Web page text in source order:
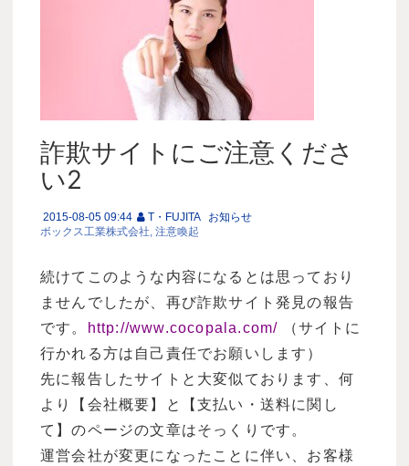
お問い合わせ
詐欺サイトにご注意くださ
い2
2015-08-05 09:44 T・FUJITA
お知らせ
ボックス工業株式会社 注意喚起
続けてこのような内容になるとは思っており
ませんでしたが、再び詐欺サイト発見の報告
です。
http://www.cocopala.com/
（サイトに
行かれる方は自己責任でお願いします）
先に報告したサイトと大変似ております、何
より【会社概要】と【支払い・送料に関し
て】のページの文章はそっくりです。
運営会社が変更になったことに伴い、お客様